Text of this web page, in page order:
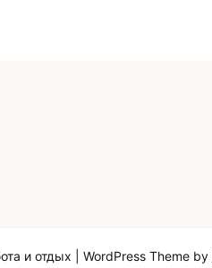
и отдых | WordPress Theme by